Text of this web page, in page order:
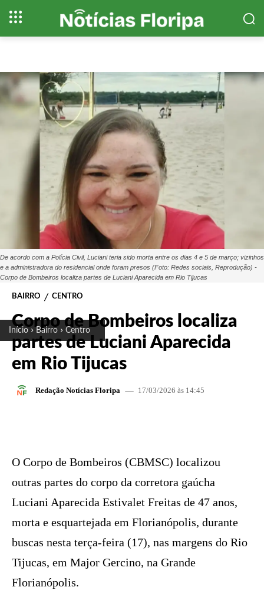
Início Bairro Centro
De acordo com a Polícia Civil, Luciani teria sido morta entre os dias 4 e 5 de março; vizinhos
e a administradora do residencial onde foram presos (Foto: Redes sociais, Reprodução) -
Corpo de Bombeiros localiza partes de Luciani Aparecida em Rio Tijucas
BAIRRO CENTRO
Corpo de Bombeiros localiza
partes de Luciani Aparecida
em Rio Tijucas
Redação Notícias Floripa 17/03/2026 às 14:45
O Corpo de Bombeiros (CBMSC) localizou
outras partes do corpo da corretora gaúcha
Luciani Aparecida Estivalet Freitas de 47 anos,
morta e esquartejada em Florianópolis, durante
buscas nesta terça-feira (17), nas margens do Rio
Tijucas, em Major Gercino, na Grande
Florianópolis.